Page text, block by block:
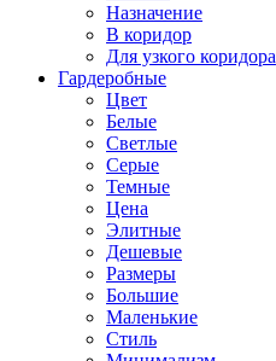
Назначение
В коридор
Для узкого коридора
Гардеробные
Цвет
Белые
Светлые
Серые
Темные
Цена
Элитные
Дешевые
Размеры
Большие
Маленькие
Стиль